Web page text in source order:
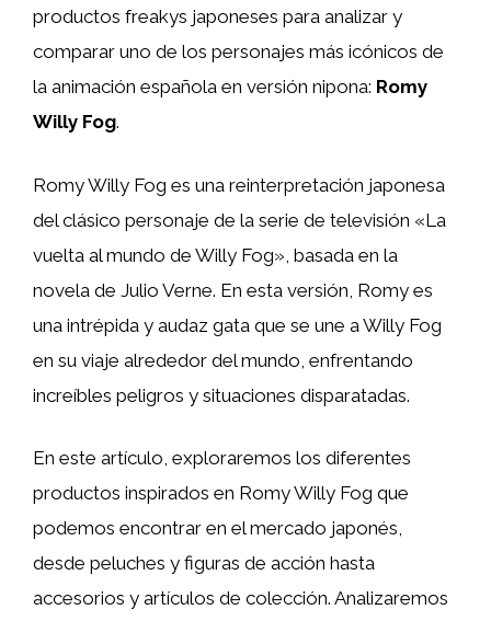
productos freakys japoneses para analizar y
comparar uno de los personajes más icónicos de
la animación española en versión nipona: Romy
Willy Fog.
Romy Willy Fog es una reinterpretación japonesa
del clásico personaje de la serie de televisión «La
vuelta al mundo de Willy Fog», basada en la
novela de Julio Verne. En esta versión, Romy es
una intrépida y audaz gata que se une a Willy Fog
en su viaje alrededor del mundo, enfrentando
increíbles peligros y situaciones disparatadas.
En este artículo, exploraremos los diferentes
productos inspirados en Romy Willy Fog que
podemos encontrar en el mercado japonés,
desde peluches y figuras de acción hasta
accesorios y artículos de colección. Analizaremos